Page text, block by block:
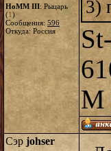
HoMM III: Рыцарь
(1)
Сообщения: 596
Откуда: Россия
3)
M
Сэр johser